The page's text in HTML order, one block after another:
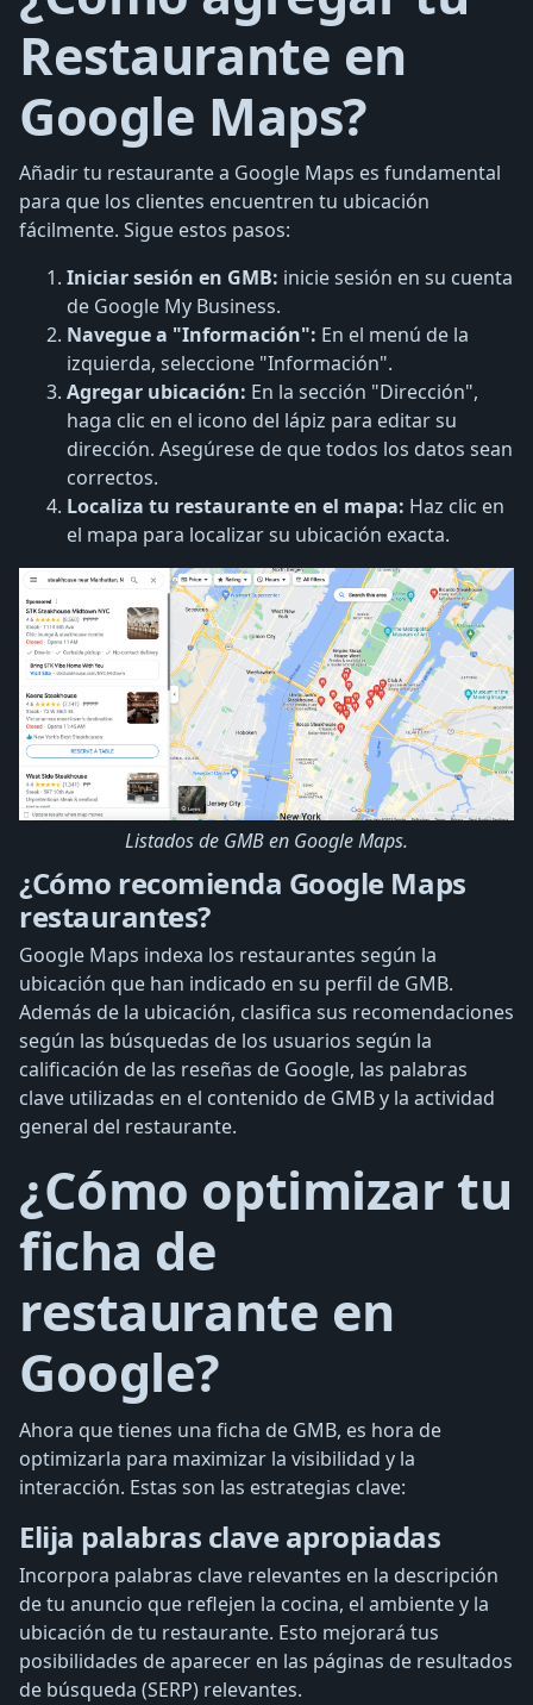
Restaurante en
Google Maps?
Añadir tu restaurante a Google Maps es fundamental
para que los clientes encuentren tu ubicación
fácilmente. Sigue estos pasos:
Iniciar sesión en GMB: inicie sesión en su cuenta
de Google My Business.
Navegue a "Información": En el menú de la
izquierda, seleccione "Información".
Agregar ubicación: En la sección "Dirección",
haga clic en el icono del lápiz para editar su
dirección. Asegúrese de que todos los datos sean
correctos.
Localiza tu restaurante en el mapa: Haz clic en
el mapa para localizar su ubicación exacta.
Listados de GMB en Google Maps.
¿Cómo recomienda Google Maps
restaurantes?
Google Maps indexa los restaurantes según la
ubicación que han indicado en su perfil de GMB.
Además de la ubicación, clasifica sus recomendaciones
según las búsquedas de los usuarios según la
calificación de las reseñas de Google, las palabras
clave utilizadas en el contenido de GMB y la actividad
general del restaurante.
¿Cómo optimizar tu
ficha de
restaurante en
Google?
Ahora que tienes una ficha de GMB, es hora de
optimizarla para maximizar la visibilidad y la
interacción. Estas son las estrategias clave:
Elija palabras clave apropiadas
Incorpora palabras clave relevantes en la descripción
de tu anuncio que reflejen la cocina, el ambiente y la
ubicación de tu restaurante. Esto mejorará tus
posibilidades de aparecer en las páginas de resultados
de búsqueda (SERP) relevantes.